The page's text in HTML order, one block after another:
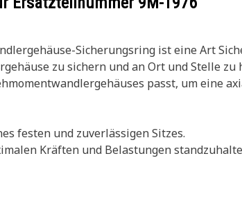
Sicherungsring ist eine Art
zu sichern und an Ort und Stelle
passt, um eine
festen und zuverlässigen Sitzes.
Kräften und Belastungen